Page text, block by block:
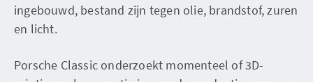
ingebouwd, bestand zijn tegen olie, brandstof, zuren
en licht.
Porsche Classic onderzoekt momenteel of 3D-